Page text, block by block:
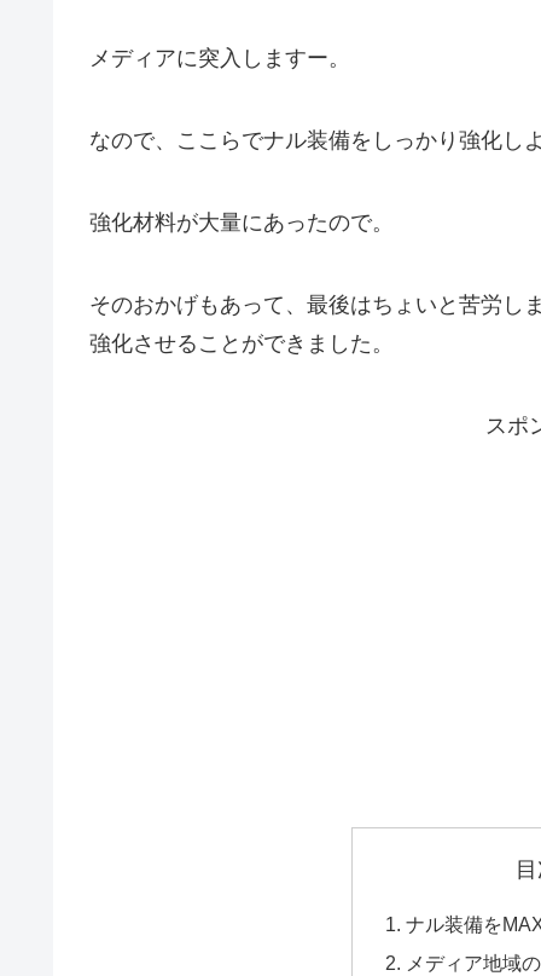
メディアに突入しますー。
なので、ここらでナル装備をしっかり強化し
強化材料が大量にあったので。
そのおかげもあって、最後はちょいと苦労
強化させることができました。
スポ
ナル装備を
メディア地域